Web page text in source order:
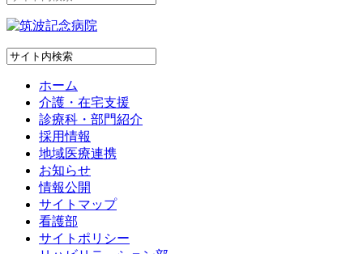
ホーム
介護・在宅支援
診療科・部門紹介
採用情報
地域医療連携
お知らせ
情報公開
サイトマップ
看護部
サイトポリシー